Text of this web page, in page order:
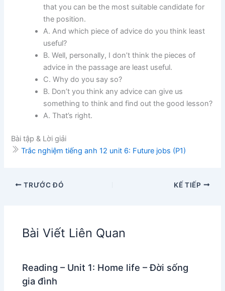
that you can be the most suitable candidate for
the position.
A. And which piece of advice do you think least
useful?
B. Well, personally, I don’t think the pieces of
advice in the passage are least useful.
C. Why do you say so?
B. Don’t you think any advice can give us
something to think and find out the good lesson?
A. That’s right.
Bài tập & Lời giải
Trắc nghiệm tiếng anh 12 unit 6: Future jobs (P1)
TRƯỚC ĐÓ KẾ TIẾP
Bài Viết Liên Quan
Reading – Unit 1: Home life – Đời sống
gia đình